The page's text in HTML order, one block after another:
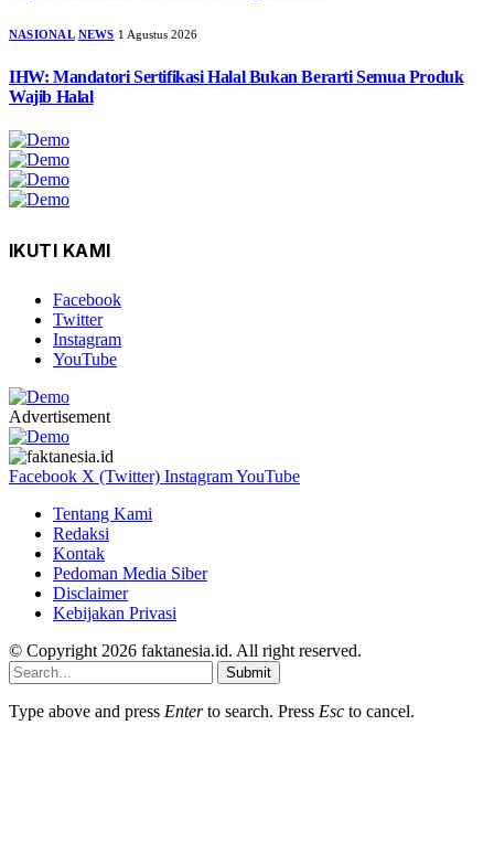
NASIONAL NEWS 1 Agustus 2026
IHW: Mandatori Sertifikasi Halal Bukan Berarti Semua Produk
Wajib Halal
IKUTI KAMI
Facebook
Twitter
Instagram
YouTube
Advertisement
Facebook X (Twitter) InstagramYouTube
Tentang Kami
Redaksi
Kontak
Pedoman Media Siber
Disclaimer
Kebijakan Privasi
© Copyright 2026 faktanesia.id. All right reserved.
Submit
Type above and press Enterto search. Press Esc to cancel.